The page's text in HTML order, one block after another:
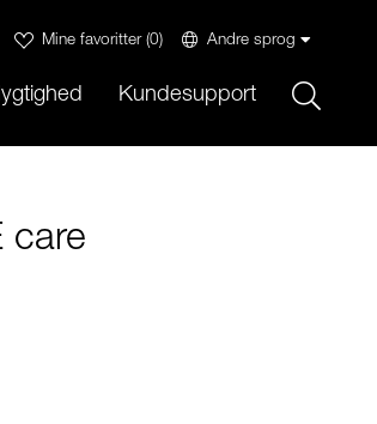
Mine favoritter(0) Andre sprog
Kundesupport
care